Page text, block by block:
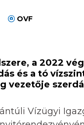
OVF
a 2022
és a tó
vezetője
Vízügyi